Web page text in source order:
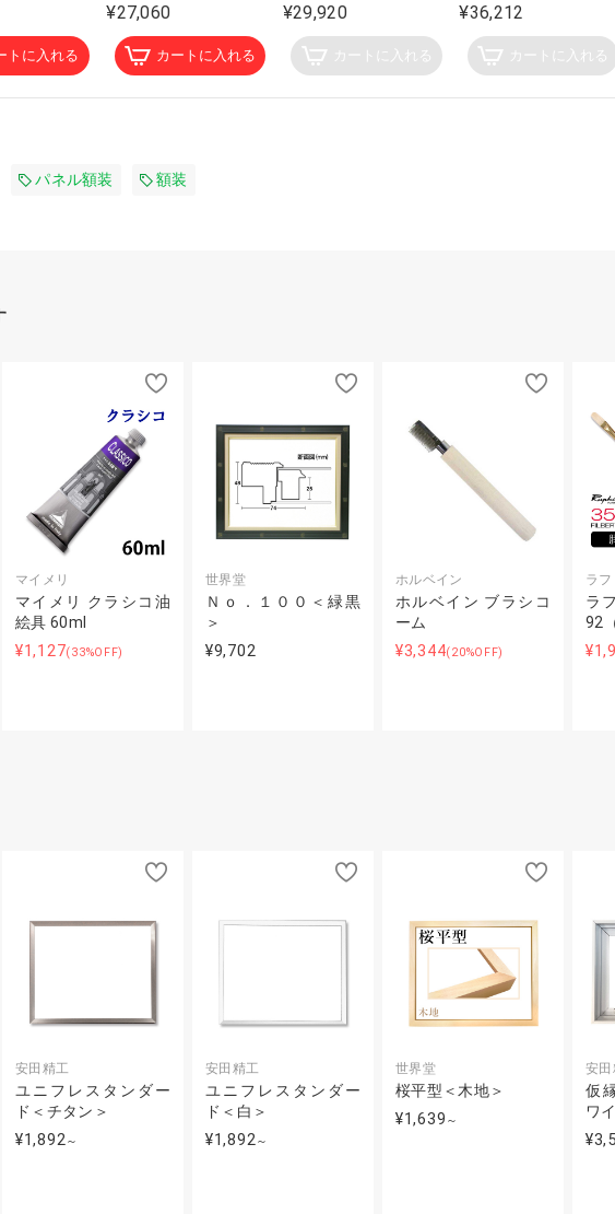
トに入れる
¥27,060
カートに入れる
¥29,920
カートに入れる
¥36,212
カートに入れる
パネル額装 額装
マイメリ
マイメリ クラシコ油
絵具 60ml
¥1,127(33%OFF)
世界堂
Ｎｏ．１００＜緑黒
＞
¥9,702
ホルベイン
ホルベイン ブラシコ
ーム
¥3,344(20%OFF)
ラ
ラ
92
安田精工
ユニフレスタンダー
ド＜チタン＞
¥1,892～
安田精工
ユニフレスタンダー
ド＜白＞
¥1,892～
世界堂
桜平型＜木地＞
¥1,639 ～
安田
仮
ワ